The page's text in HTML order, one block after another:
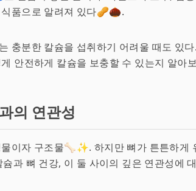
품으로 알려져 있다🥜🌰.
충분한 칼슘을 섭취하기 어려울 때도 있
안전하게 칼슘을 보충할 수 있는지 알아
의 연관성
이자 구조물🦴✨. 하지만 뼈가 튼튼하게
과 뼈 건강, 이 둘 사이의 깊은 연관성에